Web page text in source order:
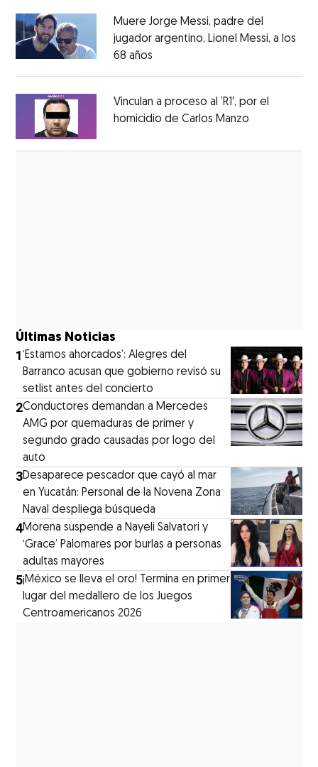
Muere Jorge Messi, padre del
jugador argentino, Lionel Messi, a los
68 años
Vinculan a proceso al ’R1′, por el
homicidio de Carlos Manzo
Últimas Noticias
1‘Estamos ahorcados’: Alegres del
Barranco acusan que gobierno revisó su
setlist antes del concierto
2Conductores demandan a Mercedes
AMG por quemaduras de primer y
segundo grado causadas por logo del
auto
3Desaparece pescador que cayó al mar
en Yucatán: Personal de la Novena Zona
Naval despliega búsqueda
4Morena suspende a Nayeli Salvatori y
‘Grace’ Palomares por burlas a personas
adultas mayores
5¡México se lleva el oro! Termina en primer
lugar del medallero de los Juegos
Centroamericanos 2026